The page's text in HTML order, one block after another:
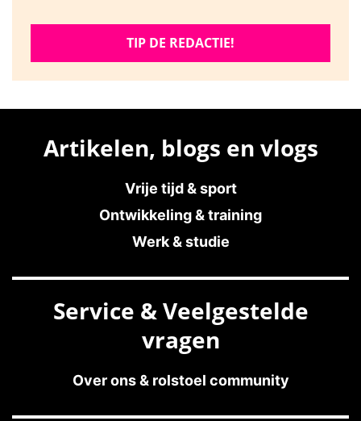
TIP DE REDACTIE!
Artikelen, blogs en vlogs
Vrije tijd & sport
Ontwikkeling & training
Werk & studie
Service & Veelgestelde
vragen
Over ons & rolstoel community